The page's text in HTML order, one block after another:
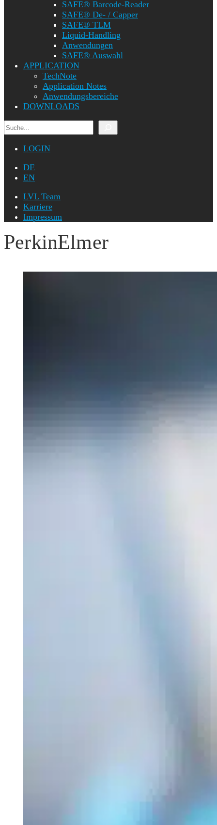
SAFE® Barcode-Reader
SAFE® De- / Capper
SAFE® TLM
Liquid-Handling
Anwendungen
SAFE® Auswahl
APPLICATION
TechNote
Application Notes
Anwendungsbereiche
DOWNLOADS
Suchen
LOGIN
DE
EN
LVL Team
Karriere
Impressum
PerkinElmer